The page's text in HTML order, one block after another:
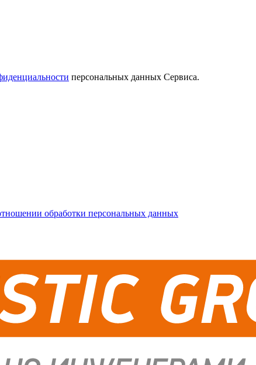
персональных данных Сервиса.
обработки персональных данных